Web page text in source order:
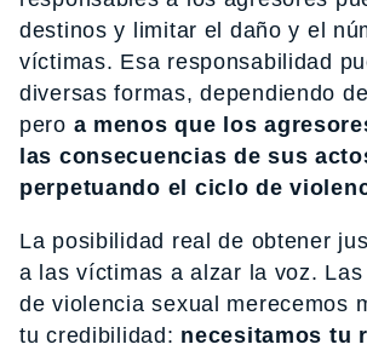
destinos y limitar el daño y el
víctimas. Esa responsabilidad
diversas formas, dependiendo
pero a menos que los
las consecuencias de sus
perpetuando el ciclo de
La posibilidad real de obtener
a las víctimas a alzar la voz.
de violencia sexual merecemos
tu credibilidad: necesitamos tu